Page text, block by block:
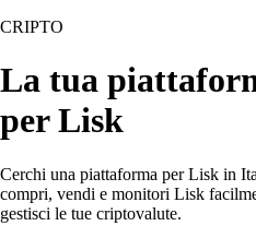
CRIPTO
La tua
per Lisk
Cerchi una piattaforma per Lisk in
compri, vendi e monitori Lisk
gestisci le tue criptovalute.